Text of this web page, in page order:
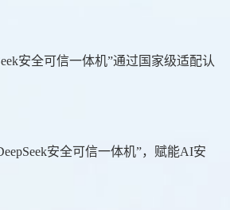
安全可信一体机”通过国家级适配认
安全可信一体机”，赋能AI安